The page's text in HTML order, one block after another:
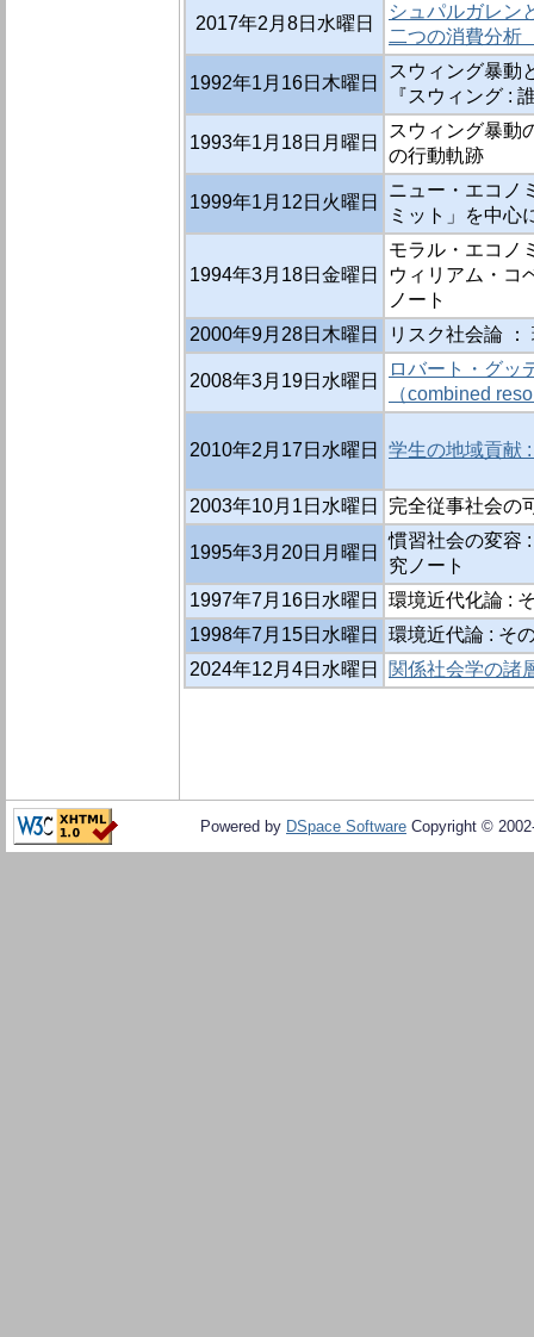
2017年2月8日水曜日
シュパルガレン
二つの消費分
1992年1月16日木曜日
スウィング暴動
『スウィング :
1993年1月18日月曜日
スウィング暴動
の行動軌跡
1999年1月12日火曜日
ニュー・エコノ
ミット」を中心
1994年3月18日金曜日
モラル・エコノ
ウィリアム・コ
ノート
2000年9月28日木曜日
リスク社会論
2008年3月19日水曜日
ロバート・グッ
（combined
2010年2月17日水曜日 学生の地域貢献
2003年10月1日水曜日 完全従事社会の
1995年3月20日月曜日
慣習社会の変容
究ノート
1997年7月16日水曜日
環境近代化論 :
1998年7月15日水曜日
環境近代論 : そ
2024年12月4日水曜日
関係社会学の諸
Powered by DSpace Software Copyright ©